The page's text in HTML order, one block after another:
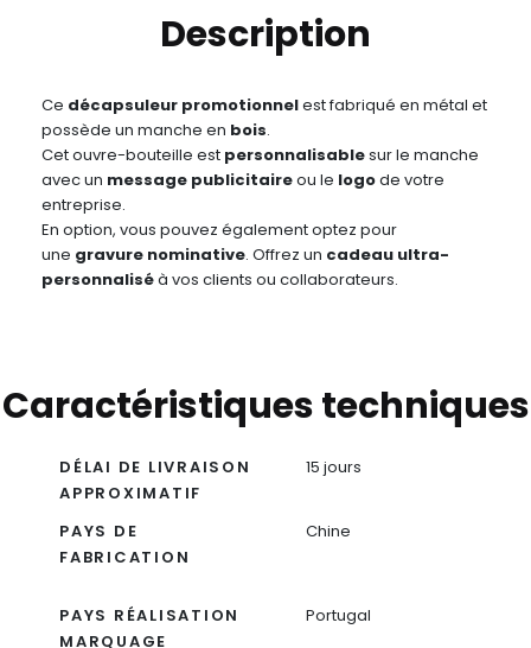
Description
Ce décapsuleur promotionnelest fabriqué en métal et
possède un manche en bois.
Cet ouvre-bouteille est personnalisablesur le manche
avec un message publicitaireou le logode votre
entreprise.
En option, vous pouvez également optez pour
une gravure nominative. Offrez un cadeau ultra-
personnaliséà vos clients ou collaborateurs.
Caractéristiques techniques
DÉLAI DE LIVRAISON
APPROXIMATIF
15 jours
PAYS DE
FABRICATION
Chine
PAYS RÉALISATION
MARQUAGE
Portugal